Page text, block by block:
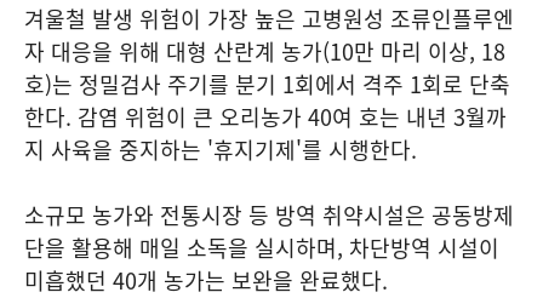
겨울철 발생 위험이 가장 높은 고병원성 조류인플루엔
자 대응을 위해 대형 산란계 농가(10만 마리 이상, 18
호)는 정밀검사 주기를 분기 1회에서 격주 1회로 단축
한다. 감염 위험이 큰 오리농가 40여 호는 내년 3월까
지 사육을 중지하는 '휴지기제'를 시행한다.
소규모 농가와 전통시장 등 방역 취약시설은 공동방제
단을 활용해 매일 소독을 실시하며, 차단방역 시설이
미흡했던 40개 농가는 보완을 완료했다.